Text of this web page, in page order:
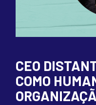
CEO
COMO